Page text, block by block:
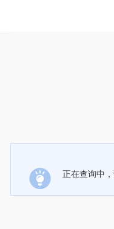
正在查询中